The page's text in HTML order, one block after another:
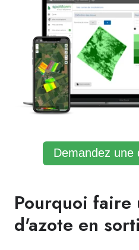
Demandez une
Pourquoi
d'azote en